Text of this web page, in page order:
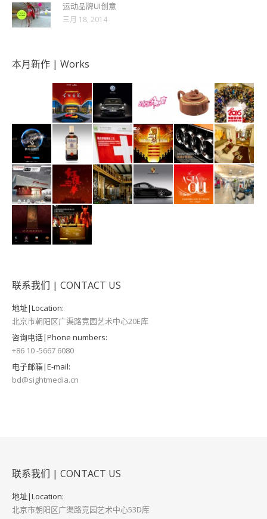
运动品牌UI创意
三月 18, 2014
本月新作 | Works
联系我们 | CONTACT US
地址|Location:
北京市朝阳区广渠路竞园艺术中心20E库
咨询电话|Phone numbers:
+86 10 -5667 6080
电子邮箱|E-mail:
bd@sightmedia.cn
联系我们 | CONTACT US
地址|Location:
北京市朝阳区广渠路竞园艺术中心53D库